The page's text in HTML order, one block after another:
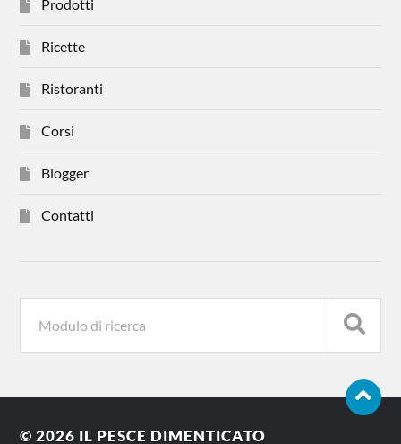
Prodotti
Ricette
Ristoranti
Corsi
Blogger
Contatti
© 2026 IL PESCE DIMENTICATO